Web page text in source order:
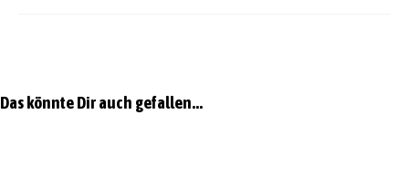
Produktgalerie überspringen
Das könnte Dir auch gefallen...